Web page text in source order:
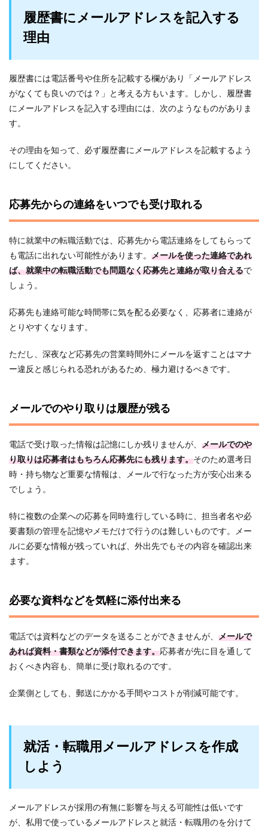
履歴書にメールアドレスを記入する
理由
履歴書には電話番号や住所を記載する欄があり「メールアドレス
がなくても良いのでは？」と考える方もいます。しかし、履歴書
にメールアドレスを記入する理由には、次のようなものがありま
す。
その理由を知って、必ず履歴書にメールアドレスを記載するよう
にしてください。
応募先からの連絡をいつでも受け取れる
特に就業中の転職活動では、応募先から電話連絡をしてもらって
も電話に出れない可能性があります。 メールを使った連絡であれ
ば、就業中の転職活動でも問題なく応募先と連絡が取り合えるで
しょう。
応募先も連絡可能な時間帯に気を配る必要なく、応募者に連絡が
とりやすくなります。
ただし、深夜など応募先の営業時間外にメールを返すことはマナ
ー違反と感じられる恐れがあるため、極力避けるべきです。
メールでのやり取りは履歴が残る
電話で受け取った情報は記憶にしか残りませんが、 メールでのや
り取りは応募者はもちろん応募先にも残ります。そのため選考日
時・持ち物など重要な情報は、メールで行なった方が安心出来る
でしょう。
特に複数の企業への応募を同時進行している時に、担当者名や必
要書類の管理を記憶やメモだけで行うのは難しいものです。メー
ルに必要な情報が残っていれば、外出先でもその内容を確認出来
ます。
必要な資料などを気軽に添付出来る
電話では資料などのデータを送ることができませんが、 メールで
あれば資料・書類などが添付できます。応募者が先に目を通して
おくべき内容も、簡単に受け取れるのです。
企業側としても、郵送にかかる手間やコストが削減可能です。
就活・転職用メールアドレスを作成
しよう
メールアドレスが採用の有無に影響を与える可能性は低いです
が、私用で使っているメールアドレスと就活・転職用のを分けて